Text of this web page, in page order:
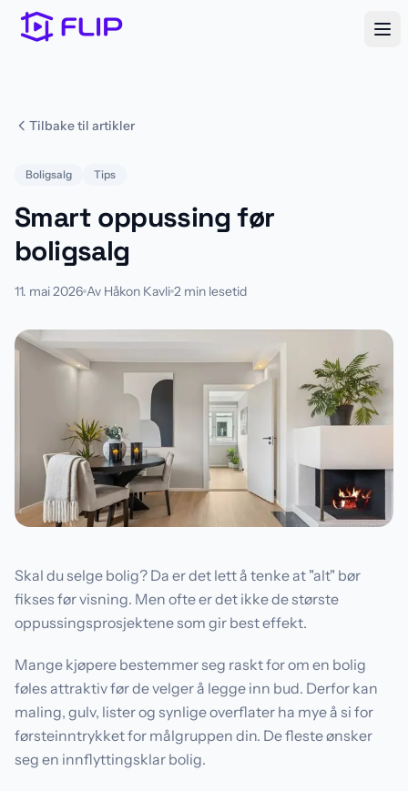
Tilbake til artikler
Boligsalg Tips
Smart oppussing før
boligsalg
11. mai 2026 Av Håkon Kavli 2 min lesetid
Skal du selge bolig? Da er det lett å tenke at "alt" bør
fikses før visning. Men ofte er det ikke de største
oppussingsprosjektene som gir best effekt.
Mange kjøpere bestemmer seg raskt for om en bolig
føles attraktiv før de velger å legge inn bud. Derfor kan
maling, gulv, lister og synlige overflater ha mye å si for
førsteinntrykket for målgruppen din. De fleste ønsker
seg en innflyttingsklar bolig.